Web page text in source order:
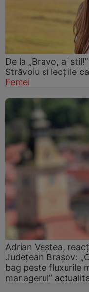
De la „Bravo, ai
Străvoiu și lecțiile
Femei
Adrian Veștea,
Județean Brașov:
bag peste fluxurile
managerul”